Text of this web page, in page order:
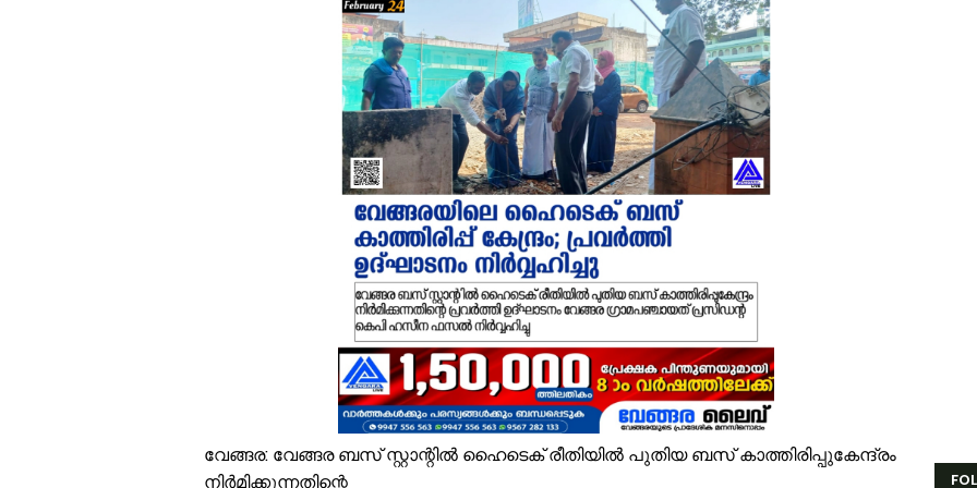
പൈതൃക യാത്രയോടെ വേങ്ങര മേഖല എസ്.ജെ.എം മുഅല്ലിം സമ്മേളന
കൂരിയാട് വ്യാപാരി വ്യവസായി ഏകോപന സമിതിയുടെ നേതൃത്വത്തിൽ
വിവരാവകാശ നിയമപ്രകാരം വിവരം സൗജന്യമായി നൽകണം;
അതിശക്തമായ മഴ തുടരും; എട്ട് ജില്ലകളിൽ റെഡ് അലർട്ട്
മൊബൈല്‍ ഉപയോക്താക്കള്‍ക്ക് തിരിച്ചടി; നിരക്കുകള്‍ വീണ്ടും കുത്തനെ
രക്ഷാപ്രവർത്തനത്തിനിടെ കാര്യങ്കോട്
പ്രളയക്കെടുതി പ്രതിരോധം: വേങ്ങര പഞ്ചായപ്പിൽ സന്നദ്ധ
വേങ്ങര ജി.വി.എച്ച്.എസ്.എസിന് സമീപം റോഡരികിലെ പഴയ വാഹനങ്ങൾ
ഓണം അടുത്തെത്തി; ഏത്തപ്പഴത്തിന് പൊള്ളുന്ന വില നാൽപതിൽനിന്ന് 65-
വേങ്ങരയിൽ വെള്ളക്കെട്ട് രൂക്ഷം; ദുരിതബാധിതർക്ക് ആശ്വാസവുമായി
സര്‍ക്കിള്‍ ഓഫീസ് തിരൂരങ്ങാടിയില്‍ തന്നെ; പുനരാരംഭത്തിന് നടപടികള്‍
പാണക്കാട്ടെ മണ്ണിടിച്ചിൽ; സ്ഫോടക വസ്‌തു ഉപയോഗിച്ചത് അനുമതിയില്ലാതെ
വേങ്ങര: വേങ്ങര ബസ്‌ സ്റ്റാന്റിൽ ഹൈടെക് രീതിയിൽ പുതിയ ബസ് കാത്തിരിപ്പുകേന്ദ്രം
നിർമിക്കുന്നതിന്റെ